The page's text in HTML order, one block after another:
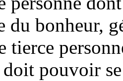
du bonheur,
tierce
pouvoir